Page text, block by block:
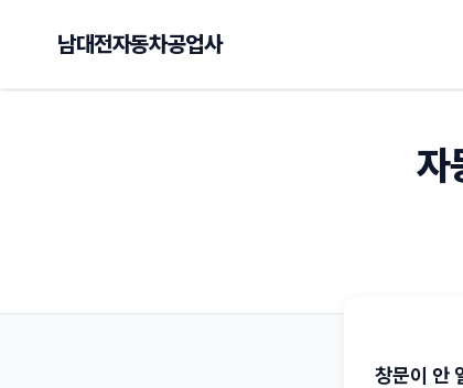
남대전자동차공업사
자
창문이 안